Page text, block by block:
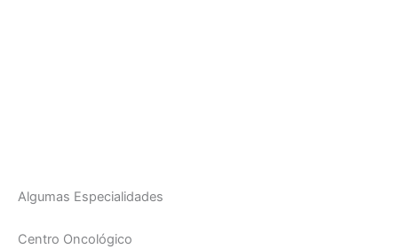
Algumas Especialidades
Centro Oncológico